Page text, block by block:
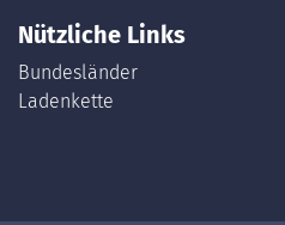
Nützliche Links
Bundesländer
Ladenkette